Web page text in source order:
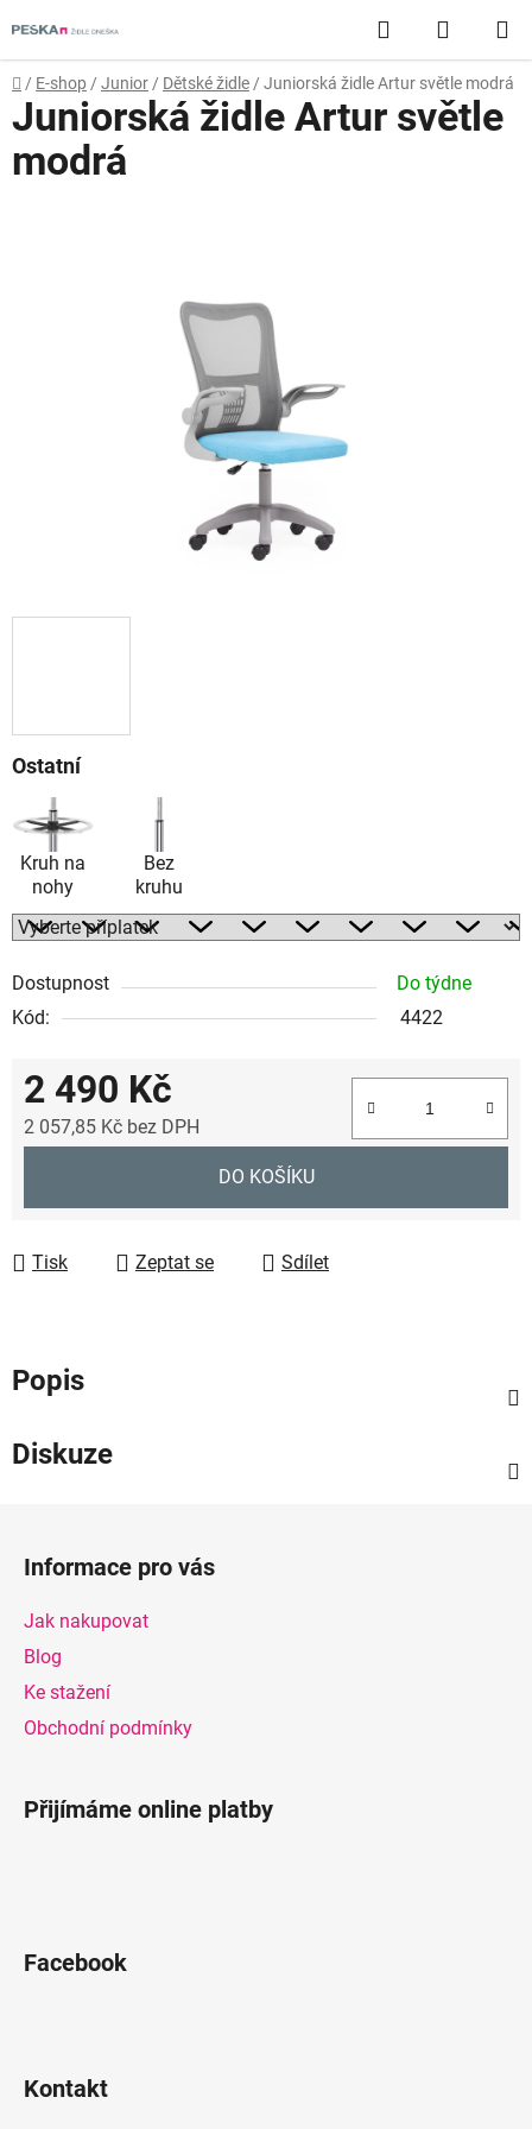
na
obsah
Hledat
KOŠÍK
Domů
/ E-shop / Junior / Dětské židle / Juniorská židle Artur světle modrá
Ostatní
Kruh na
nohy
Bez
kruhu
Dostupnost
Do týdne
Kód:
4422
2 490 Kč
2 057,85 Kč bez DPH
DO KOŠÍKU
Tisk Zeptat se Sdílet
Juniorská židle Artur světle
modrá
Popis
Diskuze
Informace pro vás
Jak nakupovat
Blog
Ke stažení
Obchodní podmínky
Přijímáme online platby
Facebook
Kontakt